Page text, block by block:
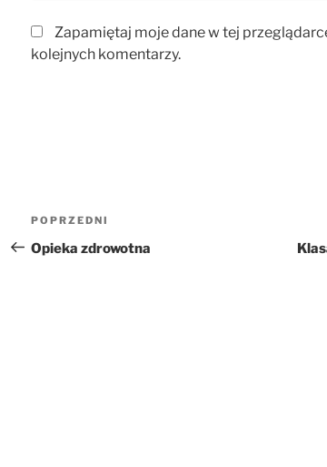
Zapamiętaj moje dane w tej
kolejnych komentarzy.
Nawigacja
wpisu
Poprzedni
wpis
POPRZEDNI
Opieka zdrowotna